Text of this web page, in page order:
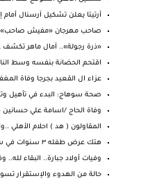
أرتيتا يعلن تشكيل آرسنال أمام
صاحب مهرجان «مفيش صاحب»
«ذرة رجولة».. آمال ماهر تكشف
اقتحم الحضانة بنفسه وسط
عزاء ال القعيد بجرجا وفاة
صحة سوهاج: البدء في تأهيل
وفاة الحاج /اسامة علي
المقاولون ( هد ) احلام الأهلي
هتك عرض طفله ٣ سنوات في سنتر تعليمي لله الامر من ...
وفيات أولاد جبارة.. البقاء لله..
حالة من الهدوء والإستقرار